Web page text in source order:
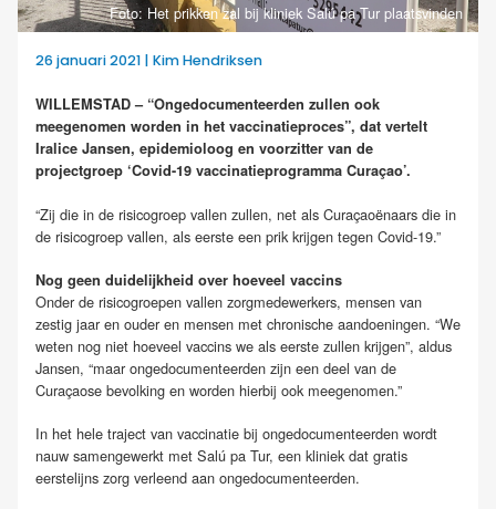
Foto: Het prikken zal bij kliniek Salú pa Tur plaatsvinden
26 januari 2021 | Kim Hendriksen
WILLEMSTAD – “Ongedocumenteerden zullen ook
meegenomen worden in het vaccinatieproces”, dat vertelt
Iralice Jansen, epidemioloog en voorzitter van de
projectgroep ‘Covid-19 vaccinatieprogramma Curaçao’.
“Zij die in de risicogroep vallen zullen, net als Curaçaoënaars die in
de risicogroep vallen, als eerste een prik krijgen tegen Covid-19.”
Nog geen duidelijkheid over hoeveel vaccins
Onder de risicogroepen vallen zorgmedewerkers, mensen van
zestig jaar en ouder en mensen met chronische aandoeningen. “We
weten nog niet hoeveel vaccins we als eerste zullen krijgen”, aldus
Jansen, “maar ongedocumenteerden zijn een deel van de
Curaçaose bevolking en worden hierbij ook meegenomen.”
In het hele traject van vaccinatie bij ongedocumenteerden wordt
nauw samengewerkt met Salú pa Tur, een kliniek dat gratis
eerstelijns zorg verleend aan ongedocumenteerden.